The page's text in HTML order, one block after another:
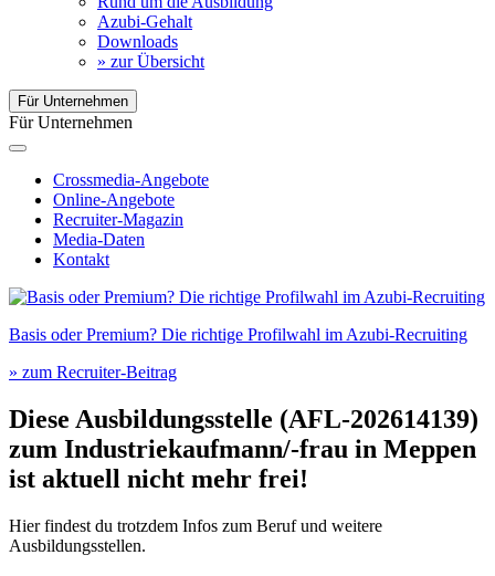
Azubi-Gehalt
Downloads
» zur Übersicht
Für Unternehmen
Für Unternehmen
Crossmedia-Angebote
Online-Angebote
Recruiter-Magazin
Media-Daten
Kontakt
Basis oder Premium? Die richtige Profilwahl im Azubi-Recruiting
» zum Recruiter-Beitrag
Diese Ausbildungsstelle (AFL-202614139)
zum Industriekaufmann/-frau in Meppen
ist aktuell nicht mehr frei!
Hier findest du trotzdem Infos zum Beruf und weitere
Ausbildungsstellen.